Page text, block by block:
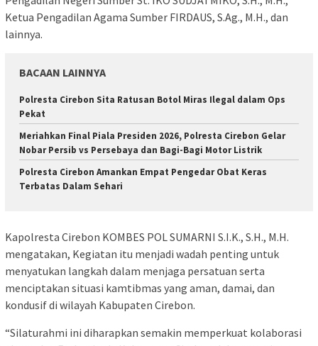
Ketua Pengadilan Agama Sumber FIRDAUS, S.Ag., M.H., dan
lainnya.
BACAAN LAINNYA
Polresta Cirebon Sita Ratusan Botol Miras Ilegal dalam Ops
Pekat
Meriahkan Final Piala Presiden 2026, Polresta Cirebon Gelar
Nobar Persib vs Persebaya dan Bagi-Bagi Motor Listrik
Polresta Cirebon Amankan Empat Pengedar Obat Keras
Terbatas Dalam Sehari
Kapolresta Cirebon KOMBES POL SUMARNI S.I.K., S.H., M.H.
mengatakan, Kegiatan itu menjadi wadah penting untuk
menyatukan langkah dalam menjaga persatuan serta
menciptakan situasi kamtibmas yang aman, damai, dan
kondusif di wilayah Kabupaten Cirebon.
“Silaturahmi ini diharapkan semakin memperkuat kolaborasi